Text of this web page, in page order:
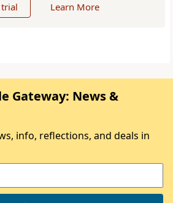
Learn More
Gateway: News &
info, reflections, and deals in